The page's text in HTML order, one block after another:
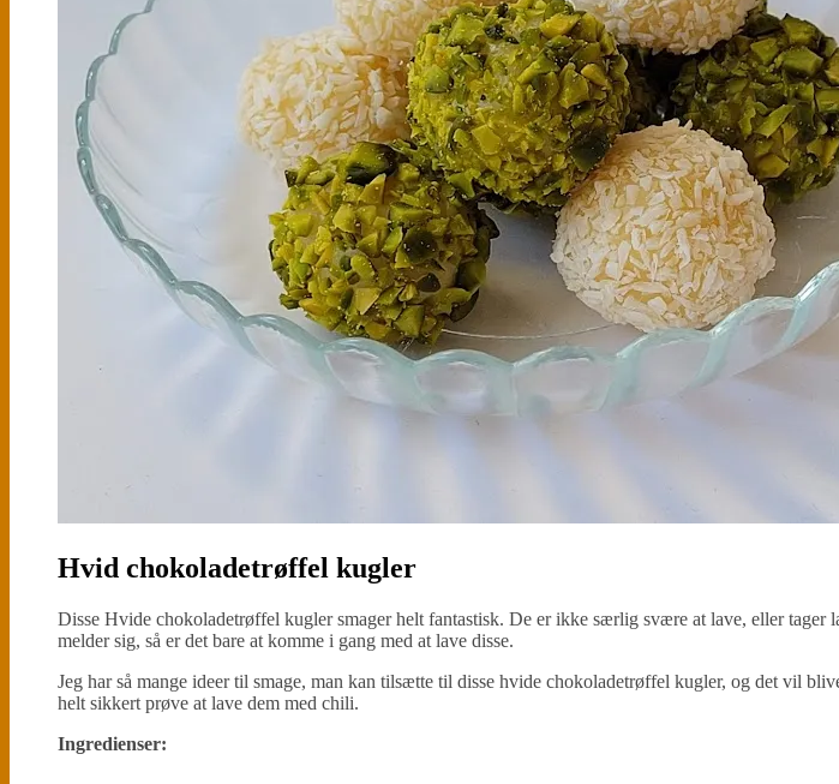
Hvid chokoladetrøffel kugler
Disse Hvide chokoladetrøffel kugler smager helt fantastisk. De er ikke særlig svære at lave, eller tager
melder sig, så er det bare at komme i gang med at lave disse.
Jeg har så mange ideer til smage, man kan tilsætte til disse hvide chokoladetrøffel kugler, og det vil
helt sikkert prøve at lave dem med chili.
Ingredienser: